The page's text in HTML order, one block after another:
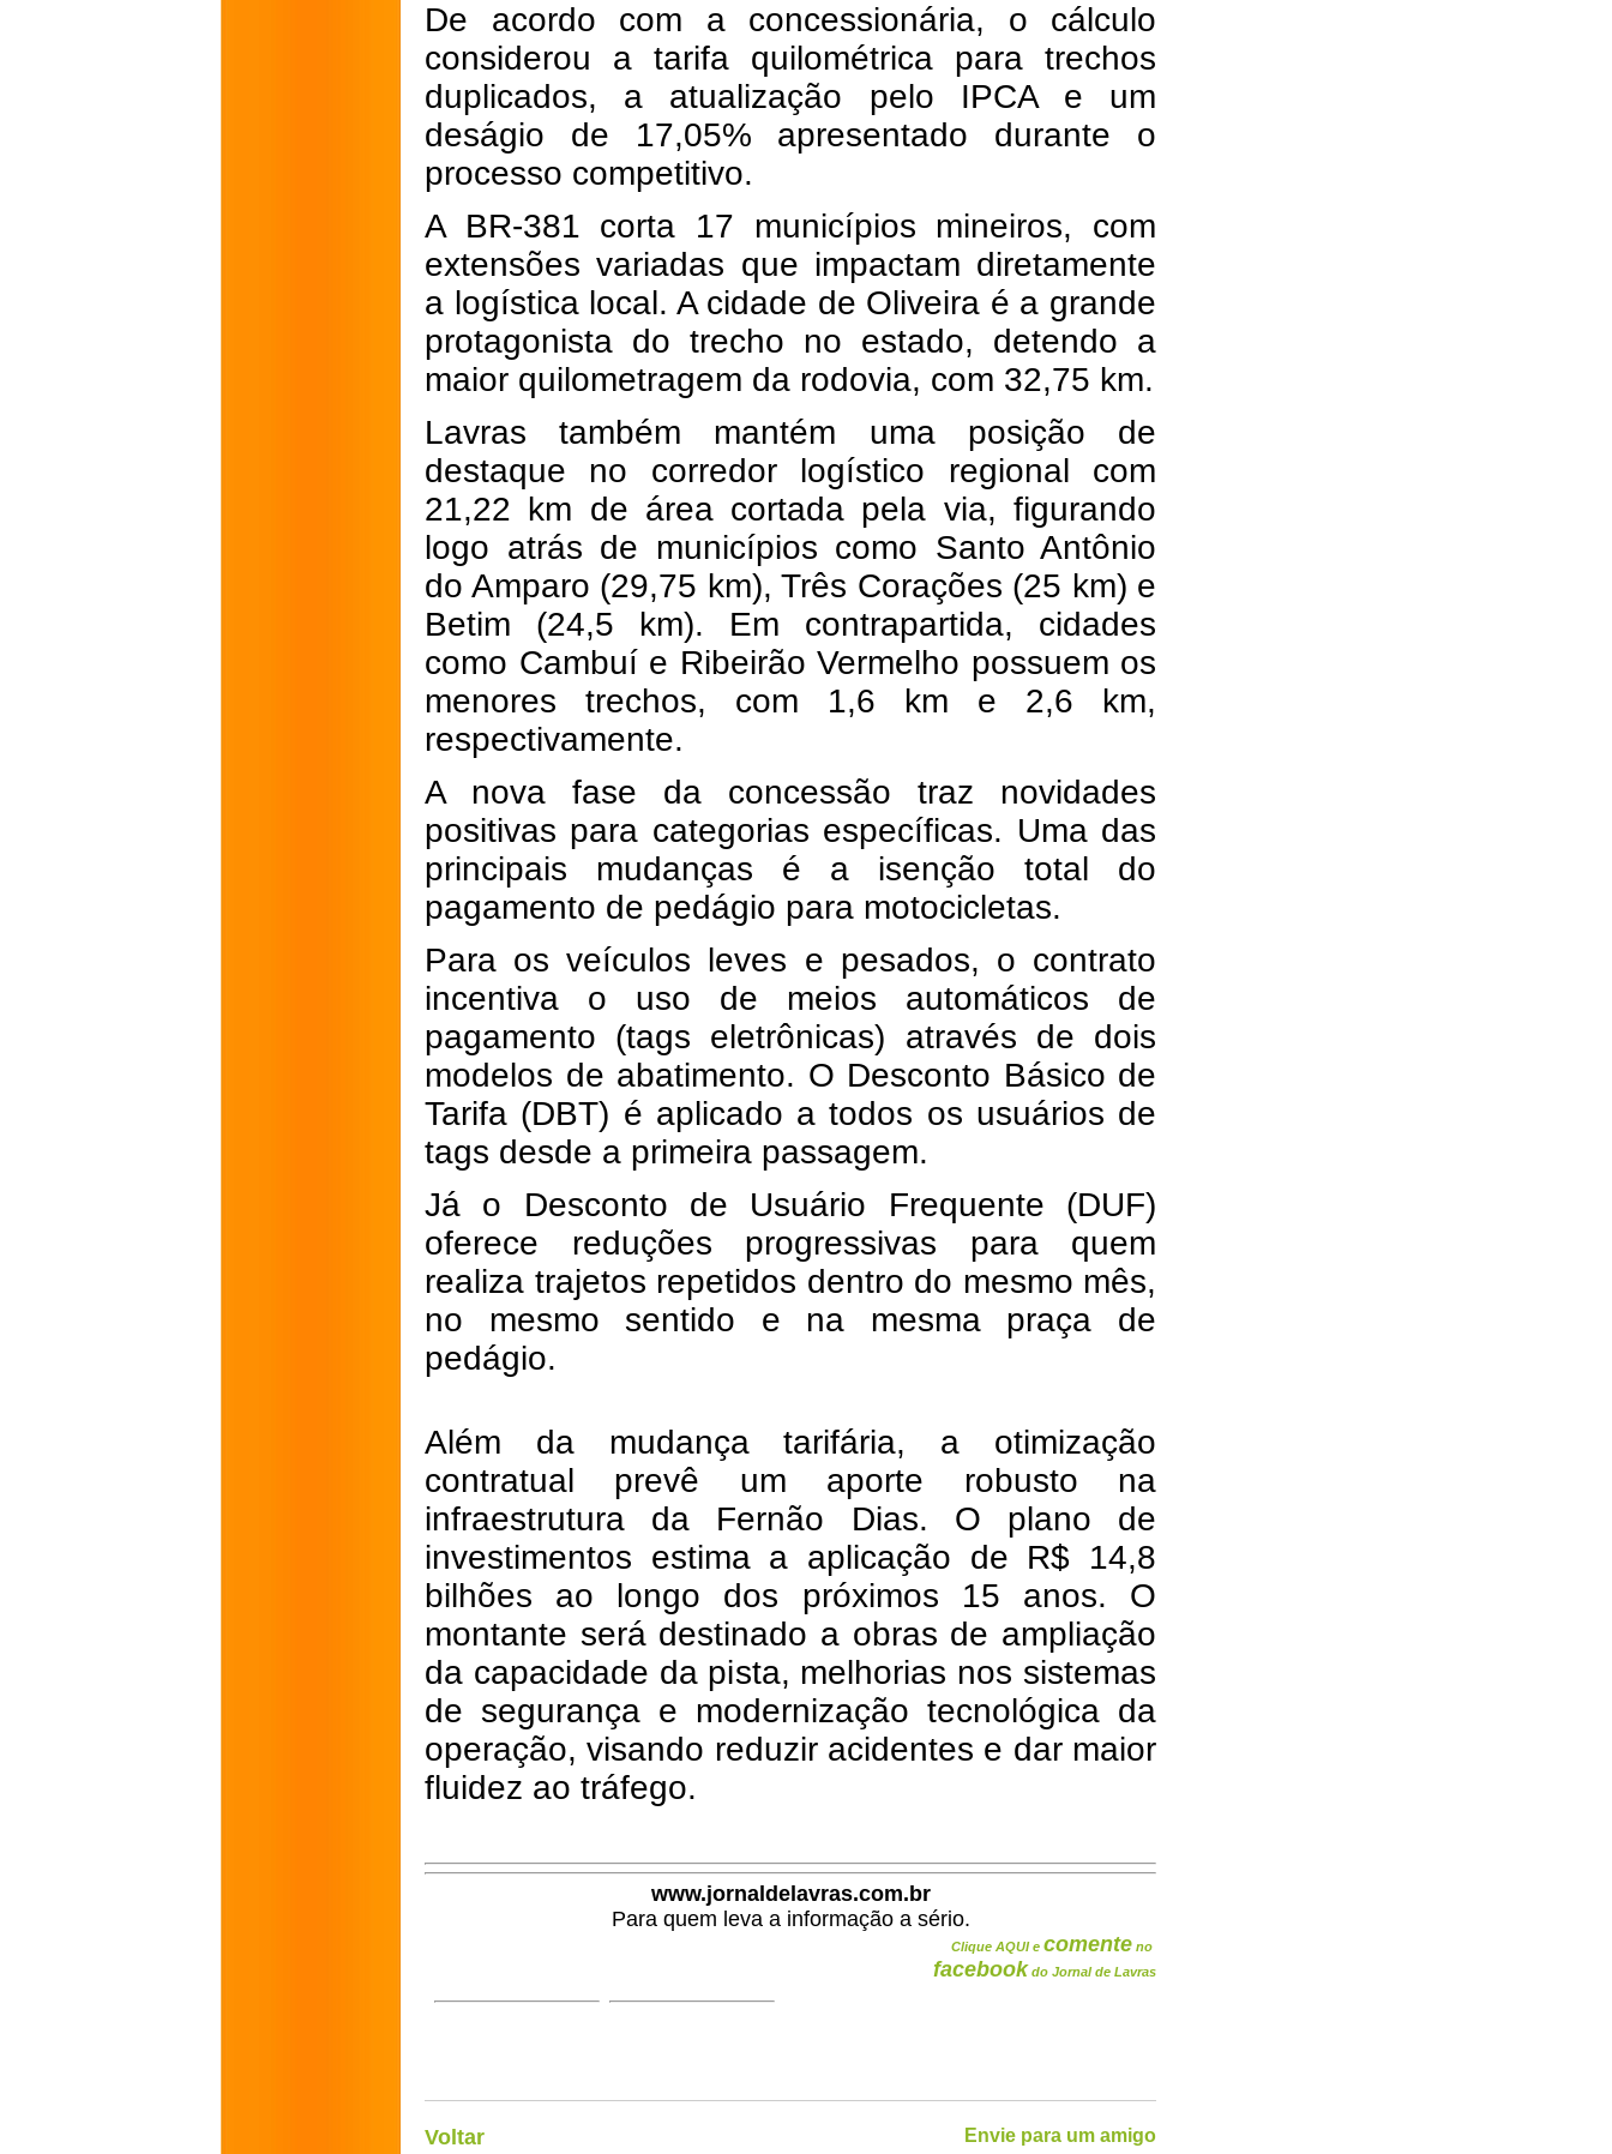
De acordo com a concessionária, o cálculo
considerou a tarifa quilométrica para trechos
duplicados, a atualização pelo IPCA e um
deságio de 17,05% apresentado durante o
processo competitivo.
A BR-381 corta 17 municípios mineiros, com
extensões variadas que impactam diretamente
a logística local. A cidade de Oliveira é a grande
protagonista do trecho no estado, detendo a
maior quilometragem da rodovia, com 32,75 km.
Lavras também mantém uma posição de
destaque no corredor logístico regional com
21,22 km de área cortada pela via, figurando
logo atrás de municípios como Santo Antônio
do Amparo (29,75 km), Três Corações (25 km) e
Betim (24,5 km). Em contrapartida, cidades
como Cambuí e Ribeirão Vermelho possuem os
menores trechos, com 1,6 km e 2,6 km,
respectivamente.
A nova fase da concessão traz novidades
positivas para categorias específicas. Uma das
principais mudanças é a isenção total do
pagamento de pedágio para motocicletas.
Para os veículos leves e pesados, o contrato
incentiva o uso de meios automáticos de
pagamento (tags eletrônicas) através de dois
modelos de abatimento. O Desconto Básico de
Tarifa (DBT) é aplicado a todos os usuários de
tags desde a primeira passagem.
Já o Desconto de Usuário Frequente (DUF)
oferece reduções progressivas para quem
realiza trajetos repetidos dentro do mesmo mês,
no mesmo sentido e na mesma praça de
pedágio.
Além da mudança tarifária, a otimização
contratual prevê um aporte robusto na
infraestrutura da Fernão Dias. O plano de
investimentos estima a aplicação de R$ 14,8
bilhões ao longo dos próximos 15 anos. O
montante será destinado a obras de ampliação
da capacidade da pista, melhorias nos sistemas
de segurança e modernização tecnológica da
operação, visando reduzir acidentes e dar maior
fluidez ao tráfego.
www.jornaldelavras.com.br
Para quem leva a informação a sério.
Clique AQUI e comente no
facebook do Jornal de Lavras
Voltar Envie para um amigo